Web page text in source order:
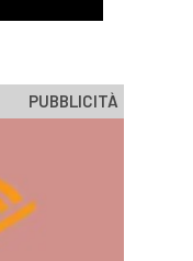
PUBBLICITÀ